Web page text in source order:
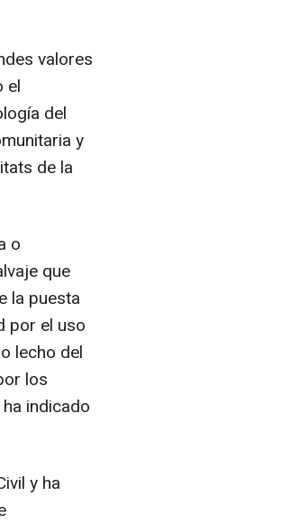
valores
el
del
y
de la
o
que
la puesta
por el uso
lecho del
los
indicado
y ha